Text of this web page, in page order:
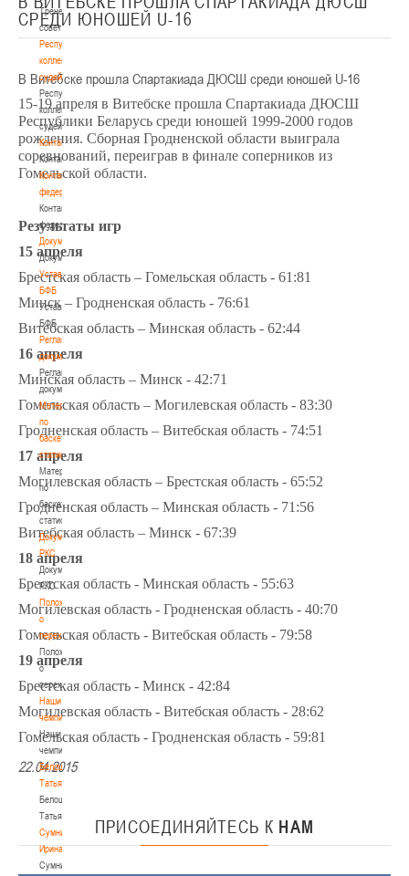
Тренерский
совет
Республиканская
коллегия
судей
Республиканская
коллегия
судей
Контакты
Контакты
Контакты
федерации
Контакты
федерации
Документы
Документы
Устав
БФБ
Устав
БФБ
Регламентирующие
документы
Регламентирующие
документы
Материалы
по
баскетбольной
статистике
Материалы
по
баскетбольной
статистике
Документы
РКС
Документы
РКС
Положение
о
переходах
Положение
о
переходах
Наши
чемпионы
Наши
чемпионы
Белошапко
Татьяна
Белошапко
Татьяна
Сумникова
Ирина
Сумникова
СРЕДИ ЮНОШЕЙ U-16
В Витебске прошла Спартакиада ДЮСШ среди юношей U-16
15-19 апреля в Витебске прошла Спартакиада ДЮСШ
Республики Беларусь среди юношей 1999-2000 годов
рождения. Сборная Гродненской области выиграла
соревнований, переиграв в финале соперников из
Гомельской области.
Результаты игр
15 апреля
Брестская область – Гомельская область - 61:81
Минск – Гродненская область - 76:61
Витебская область – Минская область - 62:44
16 апреля
Минская область – Минск - 42:71
Гомельская область – Могилевская область - 83:30
Гродненская область – Витебская область - 74:51
17 апреля
Могилевская область – Брестская область - 65:52
Гродненская область – Минская область - 71:56
Витебская область – Минск - 67:39
18 апреля
Брестская область - Минская область - 55:63
Могилевская область - Гродненская область - 40:70
Гомельская область - Витебская область - 79:58
19 апреля
Брестская область - Минск - 42:84
Могилевская область - Витебская область - 28:62
Гомельская область - Гродненская область - 59:81
22.04.2015
ПРИСОЕДИНЯЙТЕСЬ К НАМ